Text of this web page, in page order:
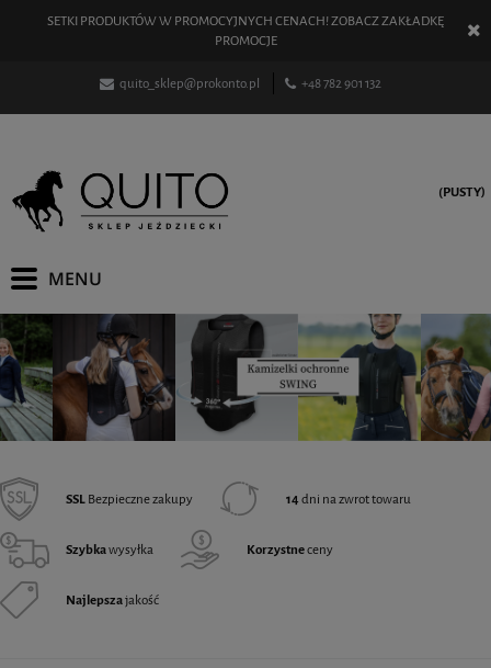
SETKI PRODUKTÓW W PROMOCYJNYCH CENACH! ZOBACZ ZAKŁADKĘ
PROMOCJE
quito_sklep@prokonto.pl +48 782 901 132
(PUSTY)
SSLBezpieczne zakupy 14dni na zwrot towaru
Szybkawysyłka Korzystneceny
Najlepszajakość